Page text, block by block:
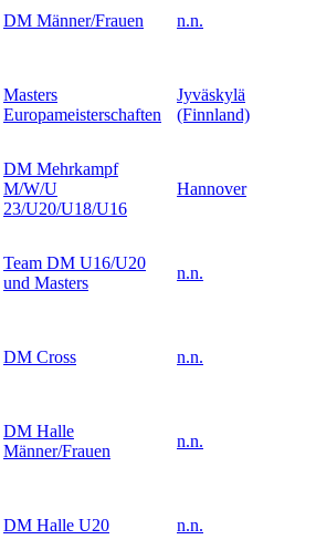
DM Männer/Frauen n.n.
Masters
Europameisterschaften
Jyväskylä
(Finnland)
DM Mehrkampf
M/W/U
23/U20/U18/U16
Hannover
Team DM U16/U20
und Masters
n.n.
DM Cross n.n.
DM Halle
Männer/Frauen
n.n.
DM Halle U20 n.n.